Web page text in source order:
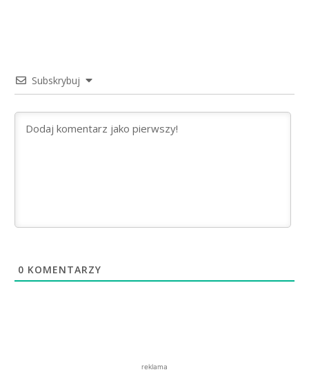
Subskrybuj
0 KOMENTARZY
reklama